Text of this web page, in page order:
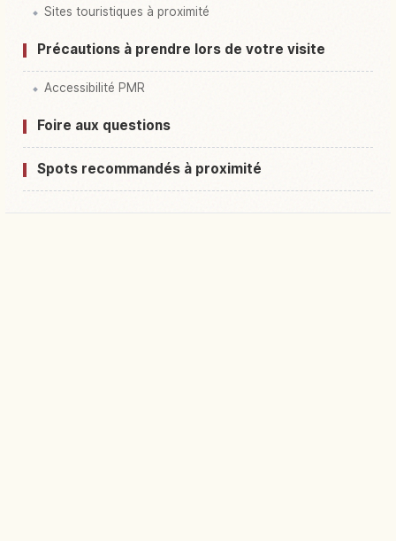
Sites touristiques à proximité
Précautions à prendre lors de votre visite
Accessibilité PMR
Foire aux questions
Spots recommandés à proximité